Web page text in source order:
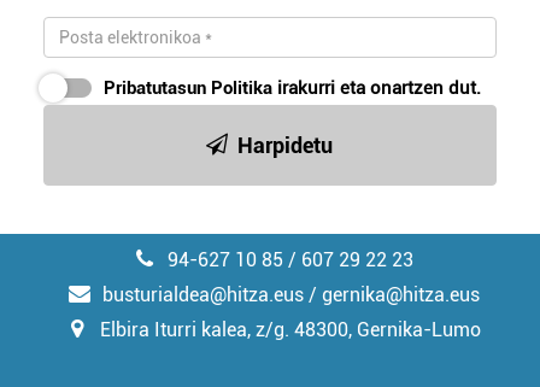
Pribatutasun Politika irakurri eta onartzen dut.
Harpidetu
94-627 10 85 / 607 29 22 23
busturialdea@hitza.eus / gernika@hitza.eus
Elbira Iturri kalea, z/g. 48300, Gernika-Lumo